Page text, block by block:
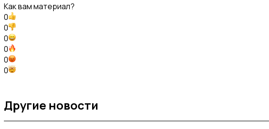
Как вам материал?
0
0
0
0
0
0
Другие новости